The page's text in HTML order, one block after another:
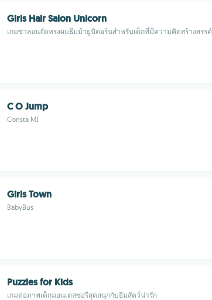
Girls Hair Salon Unicorn
เกมซาลอนจัดทรงผมธีมม้ายูนิคอร์นสำหรับเด็กที่มีความคิดสร้างสรรค์
C O Jump
Consta MJ
Girls Town
BabyBus
Puzzles for Kids
เกมต่อภาพเด็กมอนเตสซอรีสุดสนุกกับธีมสัตว์น่ารัก